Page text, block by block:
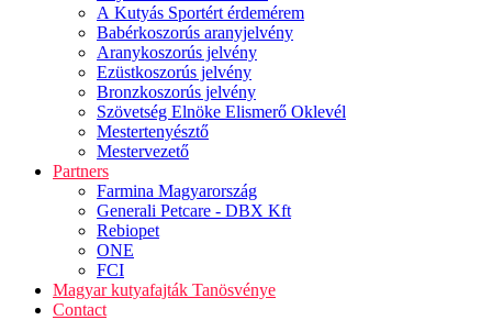
A Kutyás Sportért érdemérem
Babérkoszorús aranyjelvény
Aranykoszorús jelvény
Ezüstkoszorús jelvény
Bronzkoszorús jelvény
Szövetség Elnöke Elismerő Oklevél
Mestertenyésztő
Mestervezető
Partners
Farmina Magyarország
Generali Petcare - DBX Kft
Rebiopet
ONE
FCI
Magyar kutyafajták Tanösvénye
Contact